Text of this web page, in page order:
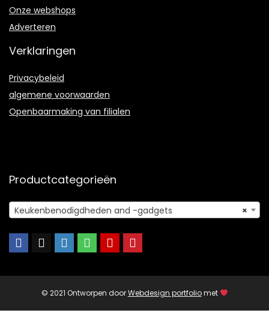
Onze webshops
Adverteren
Verklaringen
Privacybeleid
algemene voorwaarden
Openbaarmaking van filialen
Productcategorieën
×
Keukenbenodigdheden and -gadgets
© 2021 Ontworpen doorWebdesign portfoliomet